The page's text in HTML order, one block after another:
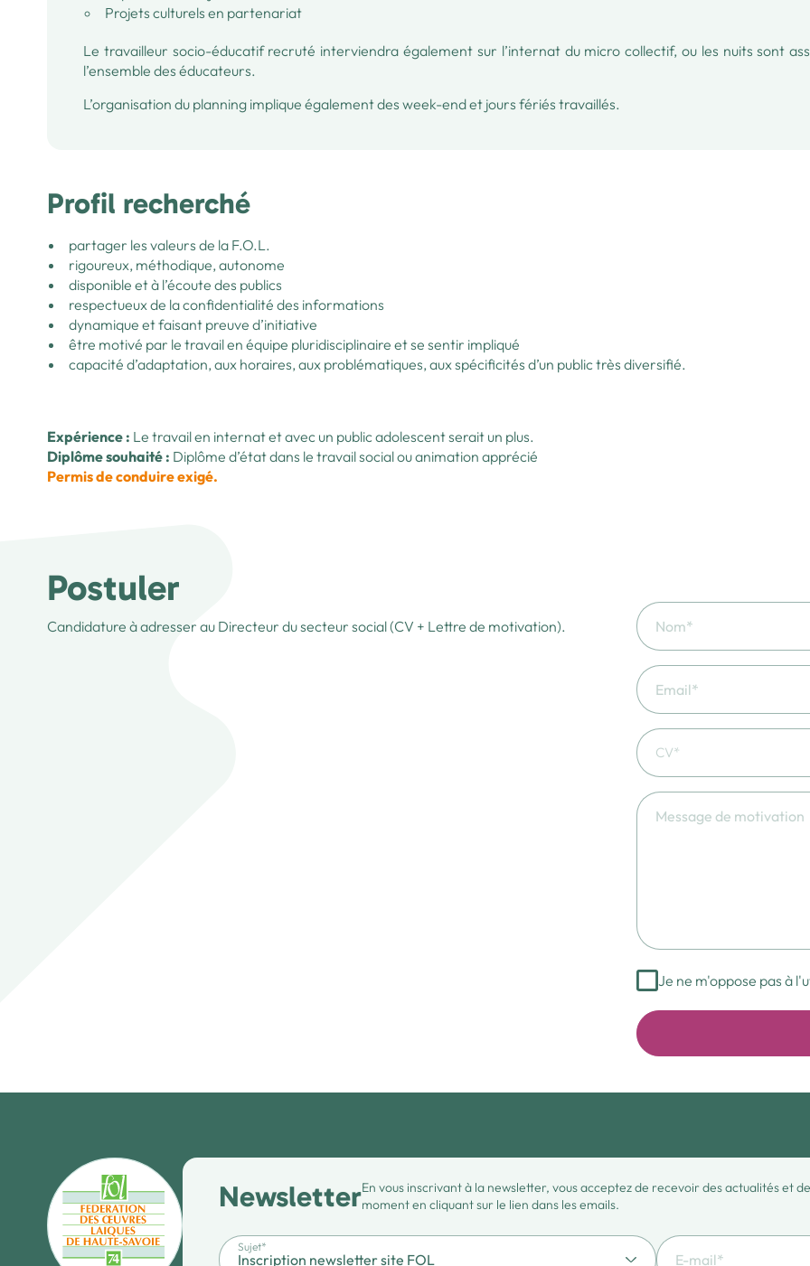
Projets culturels en partenariat
Le travailleur socio-éducatif recruté interviendra également sur l’internat du micro collectif, ou les nuits sont
l’ensemble des éducateurs.
L’organisation du planning implique également des week-end et jours fériés travaillés.
Profil recherché
partager les valeurs de la F.O.L.
rigoureux, méthodique, autonome
disponible et à l’écoute des publics
respectueux de la confidentialité des informations
dynamique et faisant preuve d’initiative
être motivé par le travail en équipe pluridisciplinaire et se sentir impliqué
capacité d’adaptation, aux horaires, aux problématiques, aux spécificités d’un public très diversifié.
Expérience : Le travail en internat et avec un public adolescent serait un plus.
Diplôme souhaité : Diplôme d’état dans le travail social ou animation apprécié
Permis de conduire exigé.
Postuler
Candidature à adresser au Directeur du secteur social (CV + Lettre de motivation).
CV*
Je ne m'oppose pas à
NewsletterEn vous inscrivant à la newsletter, vous acceptez de recevoir des actualités et
moment en cliquant sur le lien dans les emails.
Sujet*